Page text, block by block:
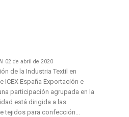
02 de abril de 2020
de la Industria Textil en
ICEX España Exportación e
participación agrupada en la
está dirigida a las
tejidos para confección…